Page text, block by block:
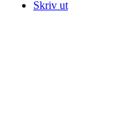
Skriv ut